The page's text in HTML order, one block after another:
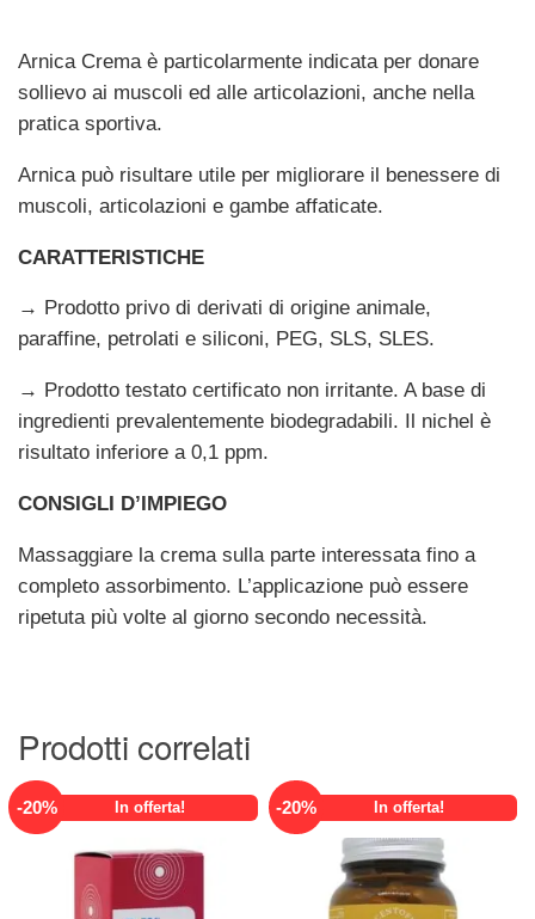
Arnica Crema è particolarmente indicata per donare
sollievo ai muscoli ed alle articolazioni, anche nella
pratica sportiva.
Arnica può risultare utile per migliorare il benessere di
muscoli, articolazioni e gambe affaticate.
CARATTERISTICHE
→ Prodotto privo di derivati di origine animale,
paraffine, petrolati e siliconi, PEG, SLS, SLES.
→ Prodotto testato certificato non irritante. A base di
ingredienti prevalentemente biodegradabili. Il nichel è
risultato inferiore a 0,1 ppm.
CONSIGLI D’IMPIEGO
Massaggiare la crema sulla parte interessata fino a
completo assorbimento. L’applicazione può essere
ripetuta più volte al giorno secondo necessità.
Prodotti correlati
-20% In offerta! -20% In offerta!